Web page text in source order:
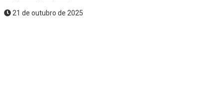
21 de outubro de 2025